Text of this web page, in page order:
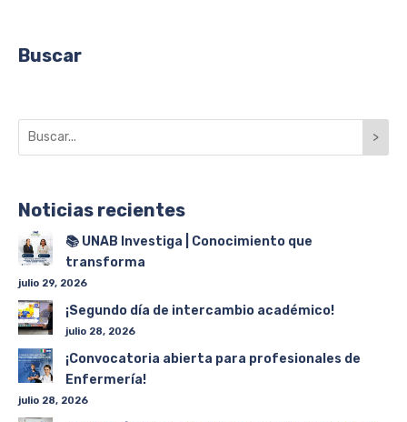
Buscar
>
Noticias recientes
📚 UNAB Investiga | Conocimiento que
transforma
julio 29, 2026
¡Segundo día de intercambio académico!
julio 28, 2026
¡Convocatoria abierta para profesionales de
Enfermería!
julio 28, 2026